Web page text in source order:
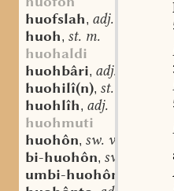
huofslah, adj.
huoh, st. m.
huohaldi
huohbâri, adj.
huohilî(n), st. n.
huohlîh, adj.
huohmuti
huohôn, sw. v.
bi-huohôn, sw. v.
umbi-huohôn